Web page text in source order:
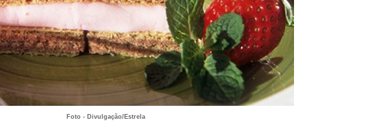
Foto - Divulgação/Estrela